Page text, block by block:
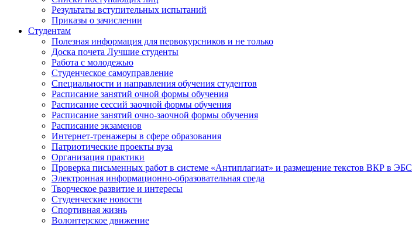
Результаты вступительных испытаний
Приказы о зачислении
Студентам
Полезная информация для первокурсников и не только
Доска почета Лучшие студенты
Работа с молодежью
Студенческое самоуправление
Специальности и направления обучения студентов
Расписание занятий очной формы обучения
Расписание сессий заочной формы обучения
Расписание занятий очно-заочной формы обучения
Расписание экзаменов
Интернет-тренажеры в сфере образования
Патриотические проекты вуза
Организация практики
Проверка письменных работ в системе «Антиплагиат» и размещение текстов ВКР в ЭБС
Электронная информационно-образовательная среда
Творческое развитие и интересы
Студенческие новости
Спортивная жизнь
Волонтерское движение